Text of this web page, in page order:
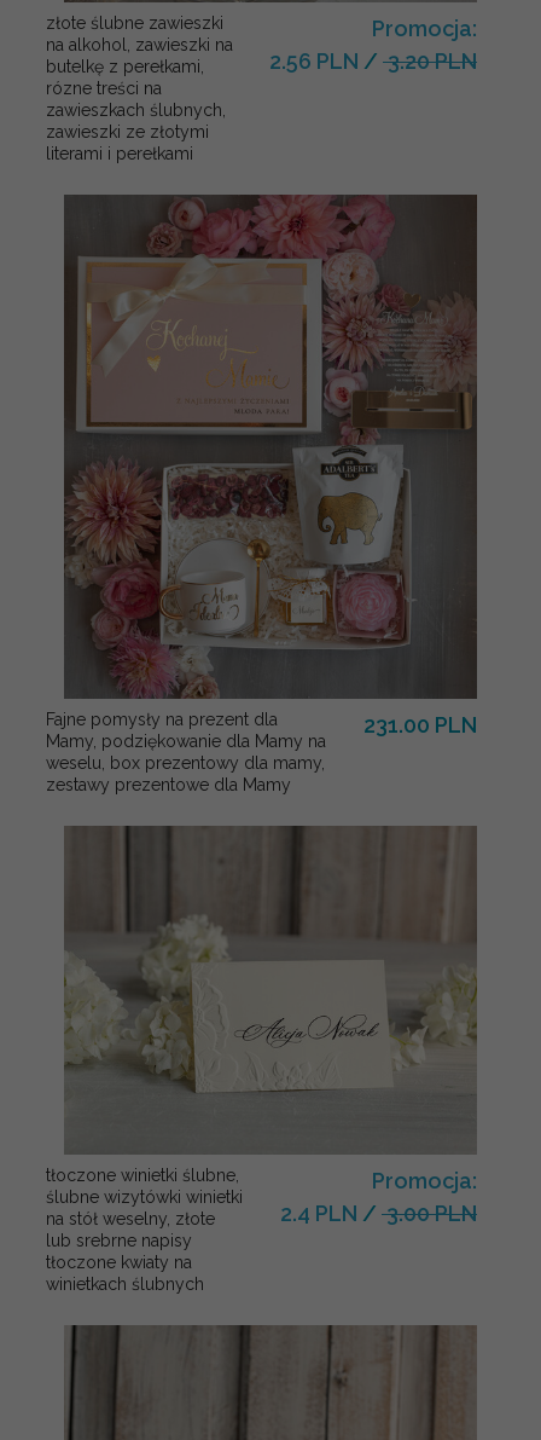
złote ślubne zawieszki
na alkohol, zawieszki na
butelkę z perełkami,
rózne treści na
zawieszkach ślubnych,
zawieszki ze złotymi
literami i perełkami
Promocja:
2.56 PLN / 3.20 PLN
Fajne pomysły na prezent dla
Mamy, podziękowanie dla Mamy na
weselu, box prezentowy dla mamy,
zestawy prezentowe dla Mamy
231.00 PLN
tłoczone winietki ślubne,
ślubne wizytówki winietki
na stół weselny, złote
lub srebrne napisy
tłoczone kwiaty na
winietkach ślubnych
Promocja:
2.4 PLN / 3.00 PLN